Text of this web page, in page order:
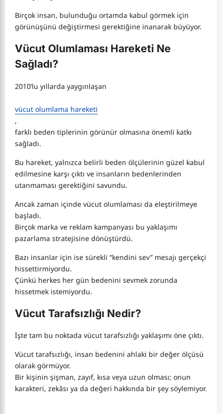
Birçok insan, bulunduğu ortamda kabul görmek için
görünüşünü değiştirmesi gerektiğine inanarak büyüyor.
Vücut Olumlaması Hareketi Ne
Sağladı?
2010’lu yıllarda yaygınlaşan
vücut olumlama hareketi
,
farklı beden tiplerinin görünür olmasına önemli katkı
sağladı.
Bu hareket, yalnızca belirli beden ölçülerinin güzel kabul
edilmesine karşı çıktı ve insanların bedenlerinden
utanmaması gerektiğini savundu.
Ancak zaman içinde vücut olumlaması da eleştirilmeye
başladı.
Birçok marka ve reklam kampanyası bu yaklaşımı
pazarlama stratejisine dönüştürdü.
Bazı insanlar için ise sürekli “kendini sev” mesajı gerçekçi
hissettirmiyordu.
Çünkü herkes her gün bedenini sevmek zorunda
hissetmek istemiyordu.
Vücut Tarafsızlığı Nedir?
İşte tam bu noktada vücut tarafsızlığı yaklaşımı öne çıktı.
Vücut tarafsızlığı, insan bedenini ahlaki bir değer ölçüsü
olarak görmüyor.
Bir kişinin şişman, zayıf, kısa veya uzun olması; onun
karakteri, zekâsı ya da değeri hakkında bir şey söylemiyor.